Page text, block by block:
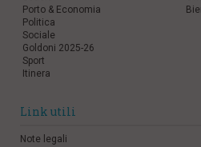
Porto & Economia
Politica
Sociale
Goldoni 2025-26
Sport
Itinera
Link utili
Note legali